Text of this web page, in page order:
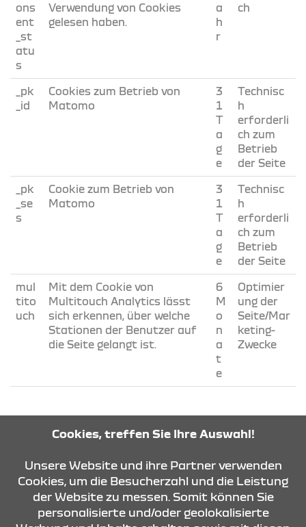
ons
ent
_st
atu
s
Verwendung von Cookies
gelesen haben.
a
h
r
ch
_pk
_id
Cookies zum Betrieb von
Matomo
3
1
T
a
g
e
Technisc
h
erforderli
ch zum
Betrieb
der Seite
_pk
_se
s
Cookie zum Betrieb von
Matomo
3
1
T
a
g
e
Technisc
h
erforderli
ch zum
Betrieb
der Seite
mul
tito
uch
Mit dem Cookie von
Multitouch Analytics lässt
sich erkennen, über welche
Stationen der Benutzer auf
die Seite gelangt ist.
6
M
o
n
a
t
e
Optimier
ung der
Seite/Mar
keting-
Zwecke
COOKIEEINSTELLUNGEN
KONTAKT & ANFAHRT
Cookies, treffen Sie Ihre Auswahl!
Unsere Website und ihre Partner verwenden
Cookies, um die Besucherzahl und die Leistung
der Website zu messen. Somit können Sie
personalisierte und/oder geolokalisierte